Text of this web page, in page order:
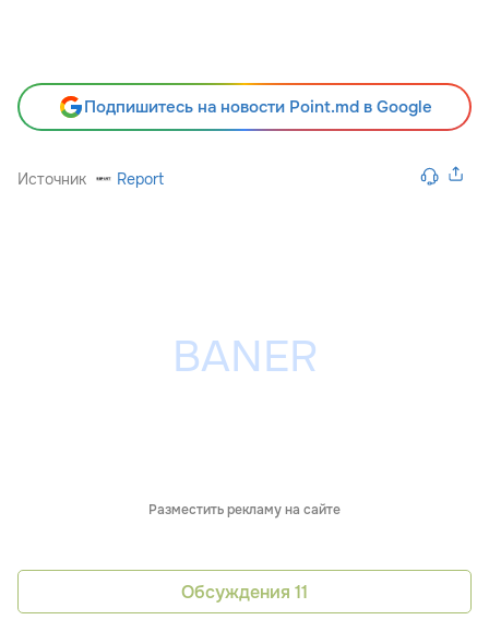
Подпишитесь на новости Point.md в Google
Источник Report
Разместить рекламу на сайте
Обсуждения 11